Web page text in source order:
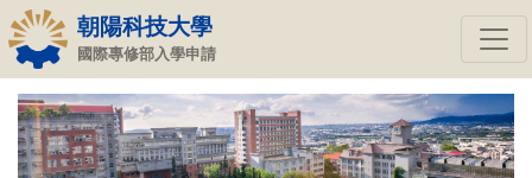
朝陽科技大學
國際專修部入學申請